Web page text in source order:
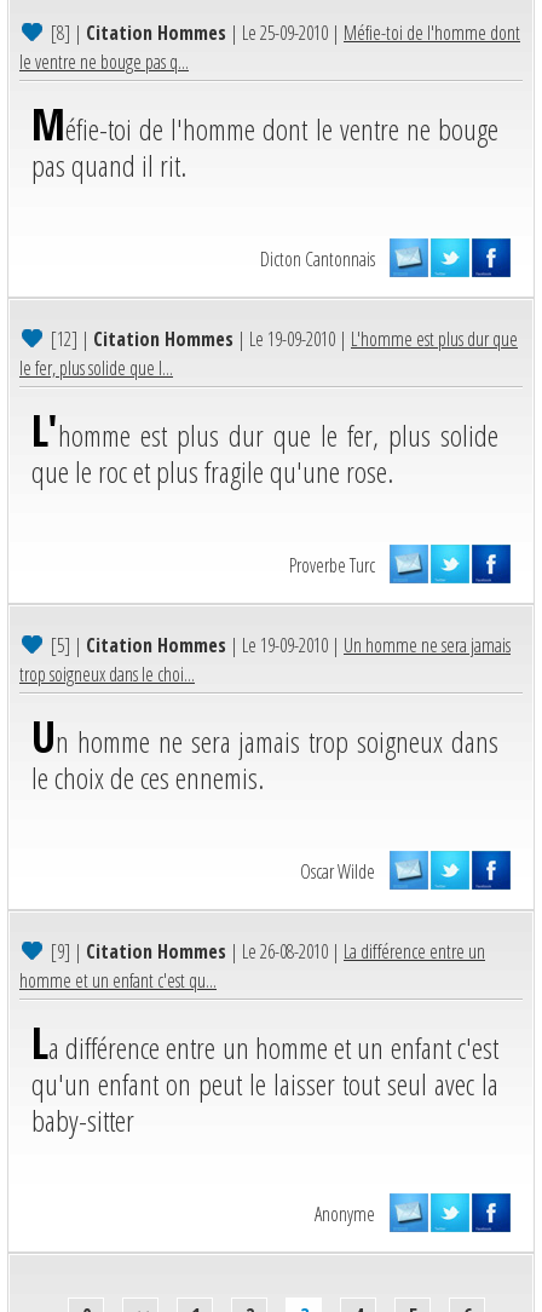
[8] | Citation Hommes | Le 25-09-2010 | Méfie-toi de l'homme dont
le ventre ne bouge pas q...
Méfie-toi de l'homme dont le ventre ne bouge
pas quand il rit.
Dicton Cantonnais
[12] | Citation Hommes | Le 19-09-2010 | L'homme est plus dur que
le fer, plus solide que l...
L'homme est plus dur que le fer, plus solide
que le roc et plus fragile qu'une rose.
Proverbe Turc
[5] | Citation Hommes | Le 19-09-2010 | Un homme ne sera jamais
trop soigneux dans le choi...
Un homme ne sera jamais trop soigneux dans
le choix de ces ennemis.
Oscar Wilde
[9] | Citation Hommes | Le 26-08-2010 | La différence entre un
homme et un enfant c'est qu...
La différence entre un homme et un enfant c'est
qu'un enfant on peut le laisser tout seul avec la
baby-sitter
Anonyme